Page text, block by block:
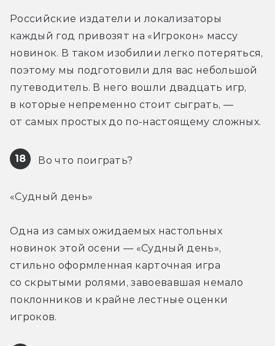
Российские издатели и локализаторы
каждый год привозят на «Игрокон» массу
новинок. В таком изобилии легко потеряться,
поэтому мы подготовили для вас небольшой
путеводитель. В него вошли двадцать игр,
в которые непременно стоит сыграть, —
от самых простых до по-настоящему сложных.
18 Во что поиграть?
«Судный день»
Одна из самых ожидаемых настольных
новинок этой осени — «Судный день»,
стильно оформленная карточная игра
со скрытыми ролями, завоевавшая немало
поклонников и крайне лестные оценки
игроков.